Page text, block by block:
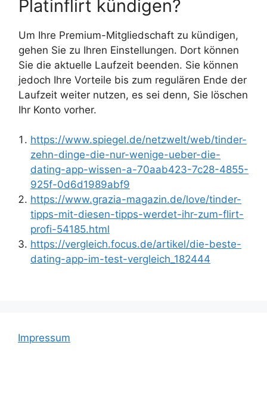
Platinflirt kündigen?
Um Ihre Premium-Mitgliedschaft zu kündigen,
gehen Sie zu Ihren Einstellungen. Dort können
Sie die aktuelle Laufzeit beenden. Sie können
jedoch Ihre Vorteile bis zum regulären Ende der
Laufzeit weiter nutzen, es sei denn, Sie löschen
Ihr Konto vorher.
https://www.spiegel.de/netzwelt/web/tinder-
zehn-dinge-die-nur-wenige-ueber-die-
dating-app-wissen-a-70aab423-7c28-4855-
925f-0d6d1989abf9
https://www.grazia-magazin.de/love/tinder-
tipps-mit-diesen-tipps-werdet-ihr-zum-flirt-
profi-54185.html
https://vergleich.focus.de/artikel/die-beste-
dating-app-im-test-vergleich_182444
Impressum